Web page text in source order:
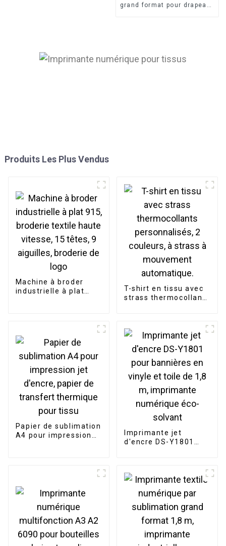
grand format pour drapeaux
Produits Les Plus Vendus
Machine à broder
industrielle à plat
T-shirt en tissu avec
strass thermocollants
automatique.
Papier de sublimation
A4 pour impression
Imprimante jet
d'encre DS-Y1801
numérique éco-
solvant